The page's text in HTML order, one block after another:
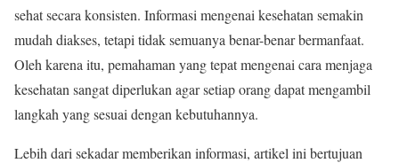
sehat secara konsisten. Informasi mengenai kesehatan semakin
mudah diakses, tetapi tidak semuanya benar-benar bermanfaat.
Oleh karena itu, pemahaman yang tepat mengenai cara menjaga
kesehatan sangat diperlukan agar setiap orang dapat mengambil
langkah yang sesuai dengan kebutuhannya.
Lebih dari sekadar memberikan informasi, artikel ini bertujuan